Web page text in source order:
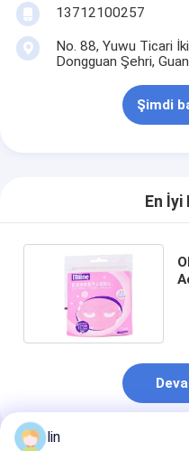
13712100257
No. 88, Yuwu Ticari
Dongguan Şehri,
Şimdi
En İyi
lin